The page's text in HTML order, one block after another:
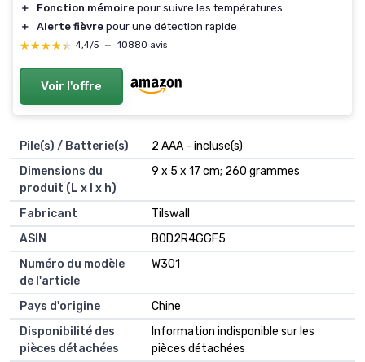
＋ Fonction mémoire pour suivre les températures
＋
Alerte fièvre pour une détection rapide
★★★★★
★★★★★ 4,4/5 — 10880 avis
Voir l'offre
Pile(s) / Batterie(s)
2 AAA - incluse(s)
Dimensions du
produit (L x l x h)
9 x 5 x 17 cm; 260 grammes
Fabricant
Tilswall
ASIN
B0D2R4GGF5
Numéro du modèle
de l'article
W301
Pays d'origine
Chine
Disponibilité des
pièces détachées
Information indisponible sur les
pièces détachées